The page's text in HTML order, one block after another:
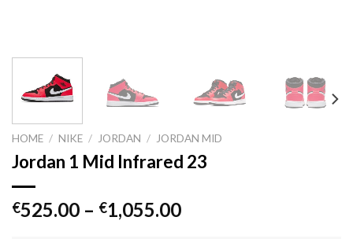
HOME / NIKE / JORDAN / JORDAN MID
Jordan 1 Mid Infrared 23
€525.00 – €1,055.00